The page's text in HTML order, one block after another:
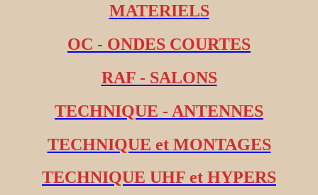
MATERIELS
OC - ONDES COURTES
RAF - SALONS
TECHNIQUE - ANTENNES
TECHNIQUE et MONTAGES
TECHNIQUE UHF et HYPERS